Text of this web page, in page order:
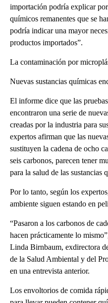
importación podría explicar
químicos remanentes que se
podría indicar una mayor
productos importados”.
La contaminación por
Nuevas sustancias químicas
El informe dice que las
encontraron una serie de
creadas por la industria para
expertos afirman que las
sustituyen la cadena de ocho
seis carbonos, parecen tener
para la salud de las sustancias
Por lo tanto, según los
ambiente siguen estando en
“Pasaron a los carbonos de
hacen prácticamente lo
Linda Birnbaum, exdirectora
de la Salud Ambiental y del
en una entrevista anterior.
Los envoltorios de comida